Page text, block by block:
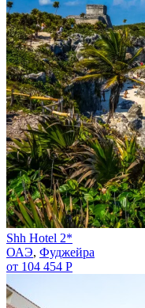
Shh Hotel 2*
ОАЭ, Фуджейра
от 104 454 Р